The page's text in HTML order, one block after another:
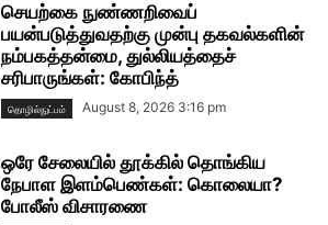
செயற்கை நுண்ணறிவைப்
பயன்படுத்துவதற்கு முன்பு தகவல்களின்
நம்பகத்தன்மை, துல்லியத்தைச்
சரிபாருங்கள்: கோபிந்த்
தொழில்நுட்பம் August 8, 2026 3:16 pm
ஒரே சேலையில் தூக்கில் தொங்கிய
நேபாள இளம்பெண்கள்: கொலையா?
போலீஸ் விசாரணை